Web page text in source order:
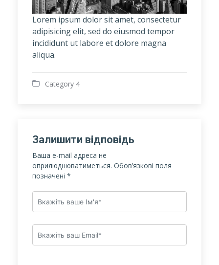
Lorem ipsum dolor sit amet, consectetur
adipisicing elit, sed do eiusmod tempor
incididunt ut labore et dolore magna
aliqua.
Category 4
Залишити відповідь
Ваша e-mail адреса не
оприлюднюватиметься. Обов’язкові поля
позначені *